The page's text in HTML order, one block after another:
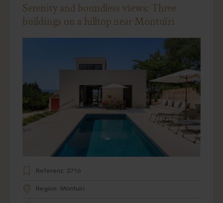
Serenity and boundless views: Three
buildings on a hilltop near Montuïri
Referenz: 2716
Region: Montuiri